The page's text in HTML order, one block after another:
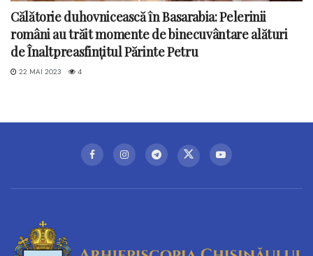
Călătorie duhovnicească în Basarabia: Pelerinii
români au trăit momente de binecuvântare alături
de Înaltpreasfințitul Părinte Petru
22 MAI 2023 4